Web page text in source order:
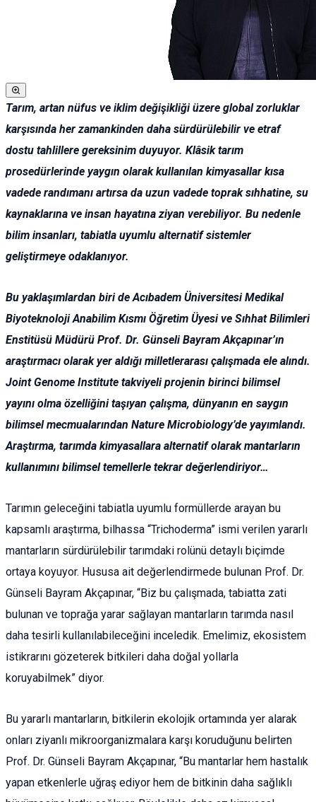
Tarım, artan nüfus ve iklim değişikliği üzere global zorluklar
karşısında her zamankinden daha sürdürülebilir ve etraf
dostu tahlillere gereksinim duyuyor. Klâsik tarım
prosedürlerinde yaygın olarak kullanılan kimyasallar kısa
vadede randımanı artırsa da uzun vadede toprak sıhhatine, su
kaynaklarına ve insan hayatına ziyan verebiliyor. Bu nedenle
bilim insanları, tabiatla uyumlu alternatif sistemler
geliştirmeye odaklanıyor.
Bu yaklaşımlardan biri de Acıbadem Üniversitesi Medikal
Biyoteknoloji Anabilim Kısmı Öğretim Üyesi ve Sıhhat Bilimleri
Enstitüsü Müdürü Prof. Dr. Günseli Bayram Akçapınar’ın
araştırmacı olarak yer aldığı milletlerarası çalışmada ele alındı.
Joint Genome Institute takviyeli projenin birinci bilimsel
yayını olma özelliğini taşıyan çalışma, dünyanın en saygın
bilimsel mecmualarından Nature Microbiology’de yayımlandı.
Araştırma, tarımda kimyasallara alternatif olarak mantarların
kullanımını bilimsel temellerle tekrar değerlendiriyor…
Tarımın geleceğini tabiatla uyumlu formüllerde arayan bu
kapsamlı araştırma, bilhassa “Trichoderma” ismi verilen yararlı
mantarların sürdürülebilir tarımdaki rolünü detaylı biçimde
ortaya koyuyor. Hususa ait değerlendirmede bulunan Prof. Dr.
Günseli Bayram Akçapınar, “Biz bu çalışmada, tabiatta zati
bulunan ve toprağa yarar sağlayan mantarların tarımda nasıl
daha tesirli kullanılabileceğini inceledik. Emelimiz, ekosistem
istikrarını gözeterek bitkileri daha doğal yollarla
koruyabilmek” diyor.
Bu yararlı mantarların, bitkilerin ekolojik ortamında yer alarak
onları ziyanlı mikroorganizmalara karşı koruduğunu belirten
Prof. Dr. Günseli Bayram Akçapınar, “Bu mantarlar hem hastalık
yapan etkenlerle uğraş ediyor hem de bitkinin daha sağlıklı